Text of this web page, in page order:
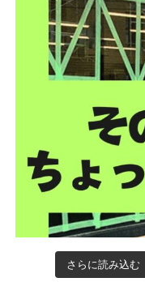
さらに読み込む